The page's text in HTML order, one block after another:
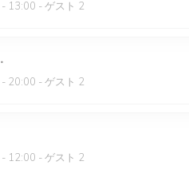
- 13:00 - ゲスト 2
- 20:00 - ゲスト 2
- 12:00 - ゲスト 2